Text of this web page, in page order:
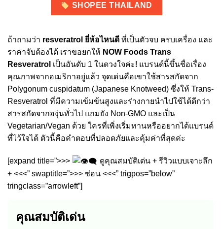
SHOPEE THAILAND
ถ้าถามว่า resveratrol ยี่ห้อไหนดี ที่เป็นตัวจบ ครบเครื่อง และ
ราคาจับต้องได้ เราขอยกให้ NOW Foods Trans
Resveratrol เป็นอันดับ 1 ในดวงใจค่ะ! แบรนด์นี้ขึ้นชื่อเรื่อง
คุณภาพจากอเมริกาอยู่แล้ว จุดเด่นคือเขาใช้สารสกัดจาก
Polygonum cuspidatum (Japanese Knotweed) ซึ่งให้ Trans-
Resveratrol ที่มีความเข้มข้นสูงและร่างกายนำไปใช้ได้ดีกว่า
สารสกัดจากองุ่นทั่วไป แถมยัง Non-GMO และเป็น
Vegetarian/Vegan ด้วย ใครที่เพิ่งเริ่มทานหรืออยากได้แบรนด์
ที่ไว้ใจได้ ตัวนี้คือคำตอบที่ปลอดภัยและคุ้มค่าที่สุดค่ะ
[expand title=”>>>
ดูคุณสมบัติเด่น + รีวิวแบบเจาะลึก
+ <<<” swaptitle=”>>> ซ่อน <<<” trigpos=”below”
tringclass=”arrowleft”]
คุณสมบัติเด่น